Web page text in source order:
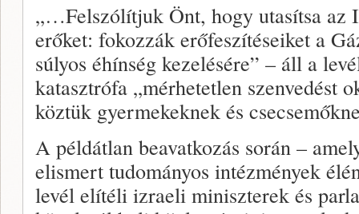
„…Felszólítjuk Önt, hogy utasítsa az
erőket: fokozzák erőfeszítéseiket a
súlyos éhínség kezelésére” – áll a
katasztrófa „mérhetetlen szenvedést
köztük gyermekeknek és
A példátlan beavatkozás során –
elismert tudományos intézmények
levél elítéli izraeli miniszterek és